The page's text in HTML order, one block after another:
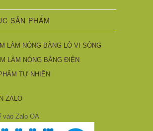
SẢN PHẨM
LÀM NÓNG BẰNG LÒ VI SÓNG
LÀM NÓNG BẰNG ĐIỆN
TỰ NHIÊN
ZALO
vào Zalo OA